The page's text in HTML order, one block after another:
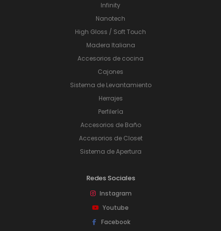
Infinity
Nanotech
High Gloss / Soft Touch
Madera Italiana
Accesorios de cocina
Cajones
Sistema de Levantamiento
Herrajes
Perfilería
Accesorios de Baño
Accesorios de Closet
Sistema de Apertura
Redes Sociales
Instagram
Youtube
Facebook